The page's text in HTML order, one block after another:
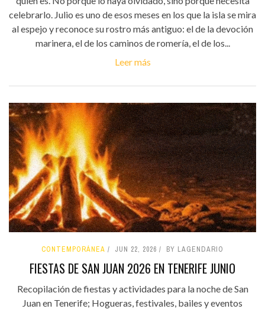
celebrarlo. Julio es uno de esos meses en los que la isla se mira
al espejo y reconoce su rostro más antiguo: el de la devoción
marinera, el de los caminos de romería, el de los...
Leer más
CONTEMPORÁNEA JUN 22, 2026 BY LAGENDARIO
FIESTAS DE SAN JUAN 2026 EN TENERIFE JUNIO
Recopilación de fiestas y actividades para la noche de San
Juan en Tenerife; Hogueras, festivales, bailes y eventos